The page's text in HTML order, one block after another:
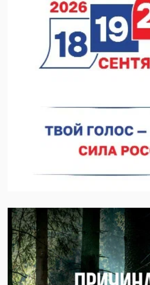
07.08.2026 12:15
В Нижнем Новгороде прошло
07.08.2026 12:04